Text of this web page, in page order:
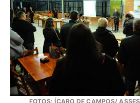
FOTOS: ÍCARO DE CAMPOS/